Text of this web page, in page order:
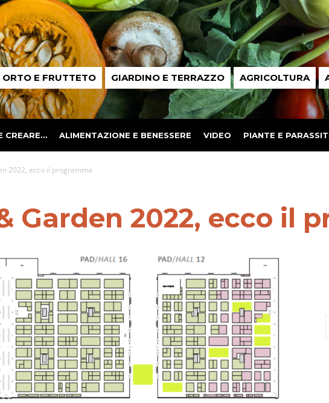
ORTO E FRUTTETO GIARDINO E TERRAZZO AGRICOLTURA
CREARE… ALIMENTAZIONE E BENESSERE VIDEO PIANTE E
2022, ecco il programma
Garden 2022, ecco il